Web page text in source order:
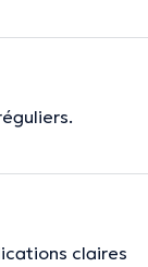
claires